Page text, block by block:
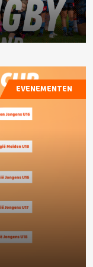
EVENEMENTEN